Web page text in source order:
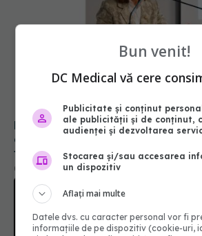
Pacienții români, blocați la
administrativ. Cât mai așteaptă
tratamentele inovatoare deja
Europa
05 aug 2026, 12:33
Bun venit!
DC Medical vă cere
Publicitate și conținut
ale publicității și de conținut,
audienței și dezvoltarea
Stocarea și/sau accesarea
un dispozitiv
Aflați mai multe
Datele dvs. cu caracter personal vor fi
informațiile de pe dispozitiv (cookie-uri,